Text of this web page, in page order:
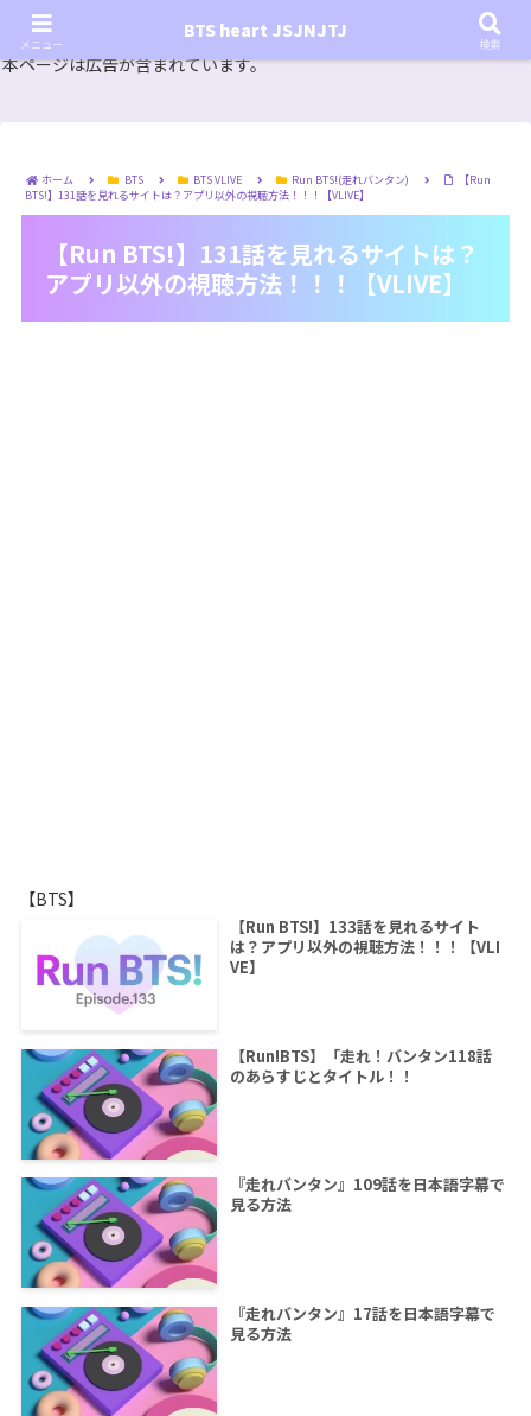
『In the SOOP BTS ver.』シーズン2放送決定！いつから始まる？インザスープの放送開始日・視聴
方法は？【In the SOOP BTS ver. Season 2】
本ページは広告が含まれています。
ホーム BTS BTS VLIVE Run BTS!(走れバンタン)
【Run
BTS!】131話を見れるサイトは？アプリ以外の視聴方法！！！【VLIVE】
【Run BTS!】131話を見れるサイトは？
アプリ以外の視聴方法！！！【VLIVE】
【BTS】
【Run BTS!】133話を見れるサイト
は？アプリ以外の視聴方法！！！【VLI
VE】
【Run!BTS】「走れ！バンタン118話
のあらすじとタイトル！！
『走れバンタン』109話を日本語字幕で
見る方法
『走れバンタン』17話を日本語字幕で
見る方法
メニュー
BTS heart JSJNJTJ
検索